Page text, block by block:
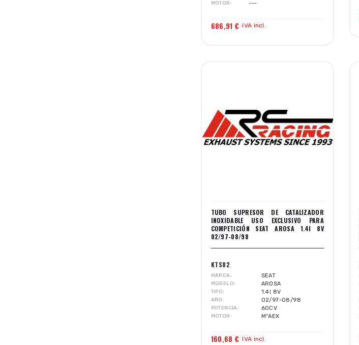
MOTOR ---
686,91 € IVA incl.
TUBO SUPRESOR DE CATALIZADOR
INOXIDABLE USO EXCLUSIVO PARA
COMPETICIÓN SEAT AROSA 1.4I 8V
02/97-08/98
KTS82
MARCA SEAT
MODELO AROSA
TIPO 1.4I 8V
AÑO 02/97-08/98
POTENCIA 60CV
MOTOR MºAEX
160,68 € IVA incl.